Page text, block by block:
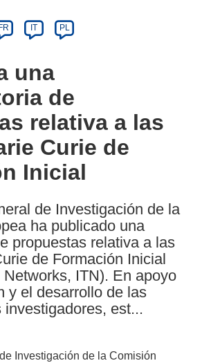
FR IT PL
una
de
relativa a las
Curie de
Inicial
de Investigación de la
ha publicado una
propuestas relativa a las
de Formación Inicial
ITN). En apoyo
y el desarrollo de las
investigadores, est...
Investigación de la Comisión